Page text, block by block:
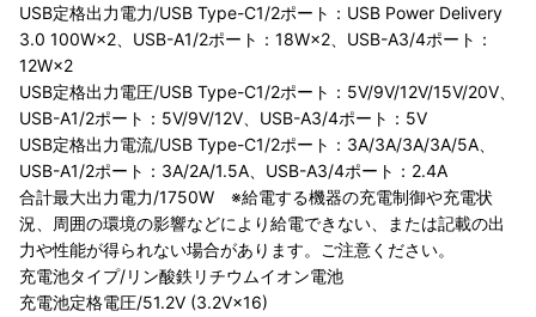
USB定格出力電力/USB Type-C1/2ポート：USB Power Delivery
3.0 100W×2、USB-A1/2ポート：18W×2、USB-A3/4ポート：
12W×2
USB定格出力電圧/USB Type-C1/2ポート：5V/9V/12V/15V/20V、
USB-A1/2ポート：5V/9V/12V、USB-A3/4ポート：5V
USB定格出力電流/USB Type-C1/2ポート：3A/3A/3A/3A/5A、
USB-A1/2ポート：3A/2A/1.5A、USB-A3/4ポート：2.4A
合計最大出力電力/1750W ※給電する機器の充電制御や充電状
況、周囲の環境の影響などにより給電できない、または記載の出
力や性能が得られない場合があります。ご注意ください。
充電池タイプ/リン酸鉄リチウムイオン電池
充電池定格電圧/51.2V (3.2V×16)